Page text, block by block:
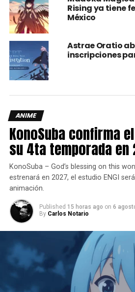
contra el titan colosal, el de
bestia.
Si bien este episodio no nos
acción que habrá, termina justo en el
esta gran pelea. Pero, ¿qué se
parte de la historia?
Aparte de la enorme cantidad de
también serán los momentos antes
qué es lo que hay en el sótano del
créanme, cambiará todo lo que
Rising ya tiene
México
Astrae Oratio
inscripciones
ANIME
KonoSuba confirma
su 4ta temporada en
KonoSuba – God’s blessing on this
estrenará en 2027, el estudio ENGI
animación.
Published 15 horas ago on 6
By Carlos Notario